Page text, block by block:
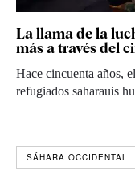
La llama de la
más a través del
Hace cincuenta años,
refugiados saharauis
SÁHARA OCCIDENTAL